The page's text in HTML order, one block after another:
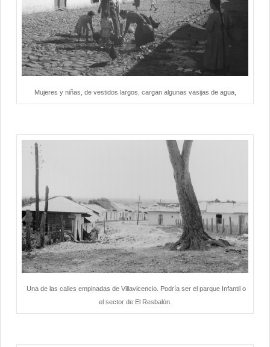
Mujeres y niñas, de vestidos largos, cargan algunas vasijas de agua,
Una de las calles empinadas de Villavicencio. Podría ser el parque Infantil o
el sector de El Resbalón.